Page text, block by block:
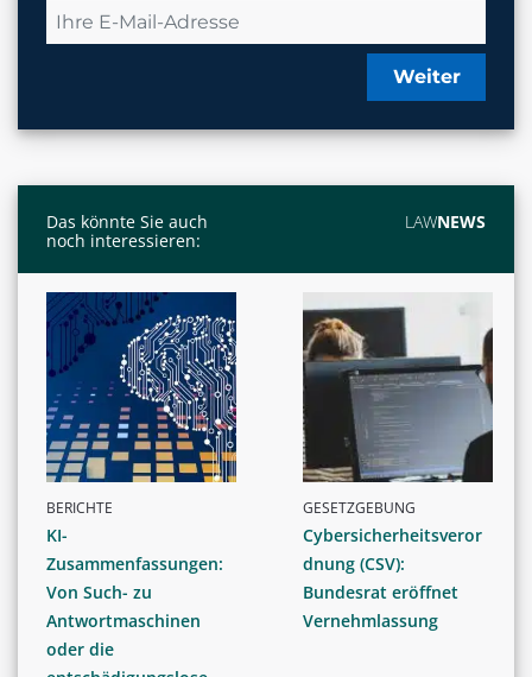
Weiter
Das könnte Sie auch
noch interessieren:
LAWNEWS
BERICHTE
KI-
Zusammenfassungen:
Von Such- zu
Antwortmaschinen
oder die
GESETZGEBUNG
Cybersicherheitsveror
dnung (CSV):
Bundesrat eröffnet
Vernehmlassung